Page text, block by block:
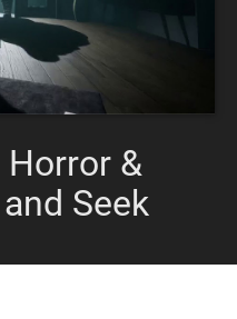
&
Seek